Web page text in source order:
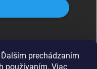
prechádzaním
používaním. Viac
Slovensko